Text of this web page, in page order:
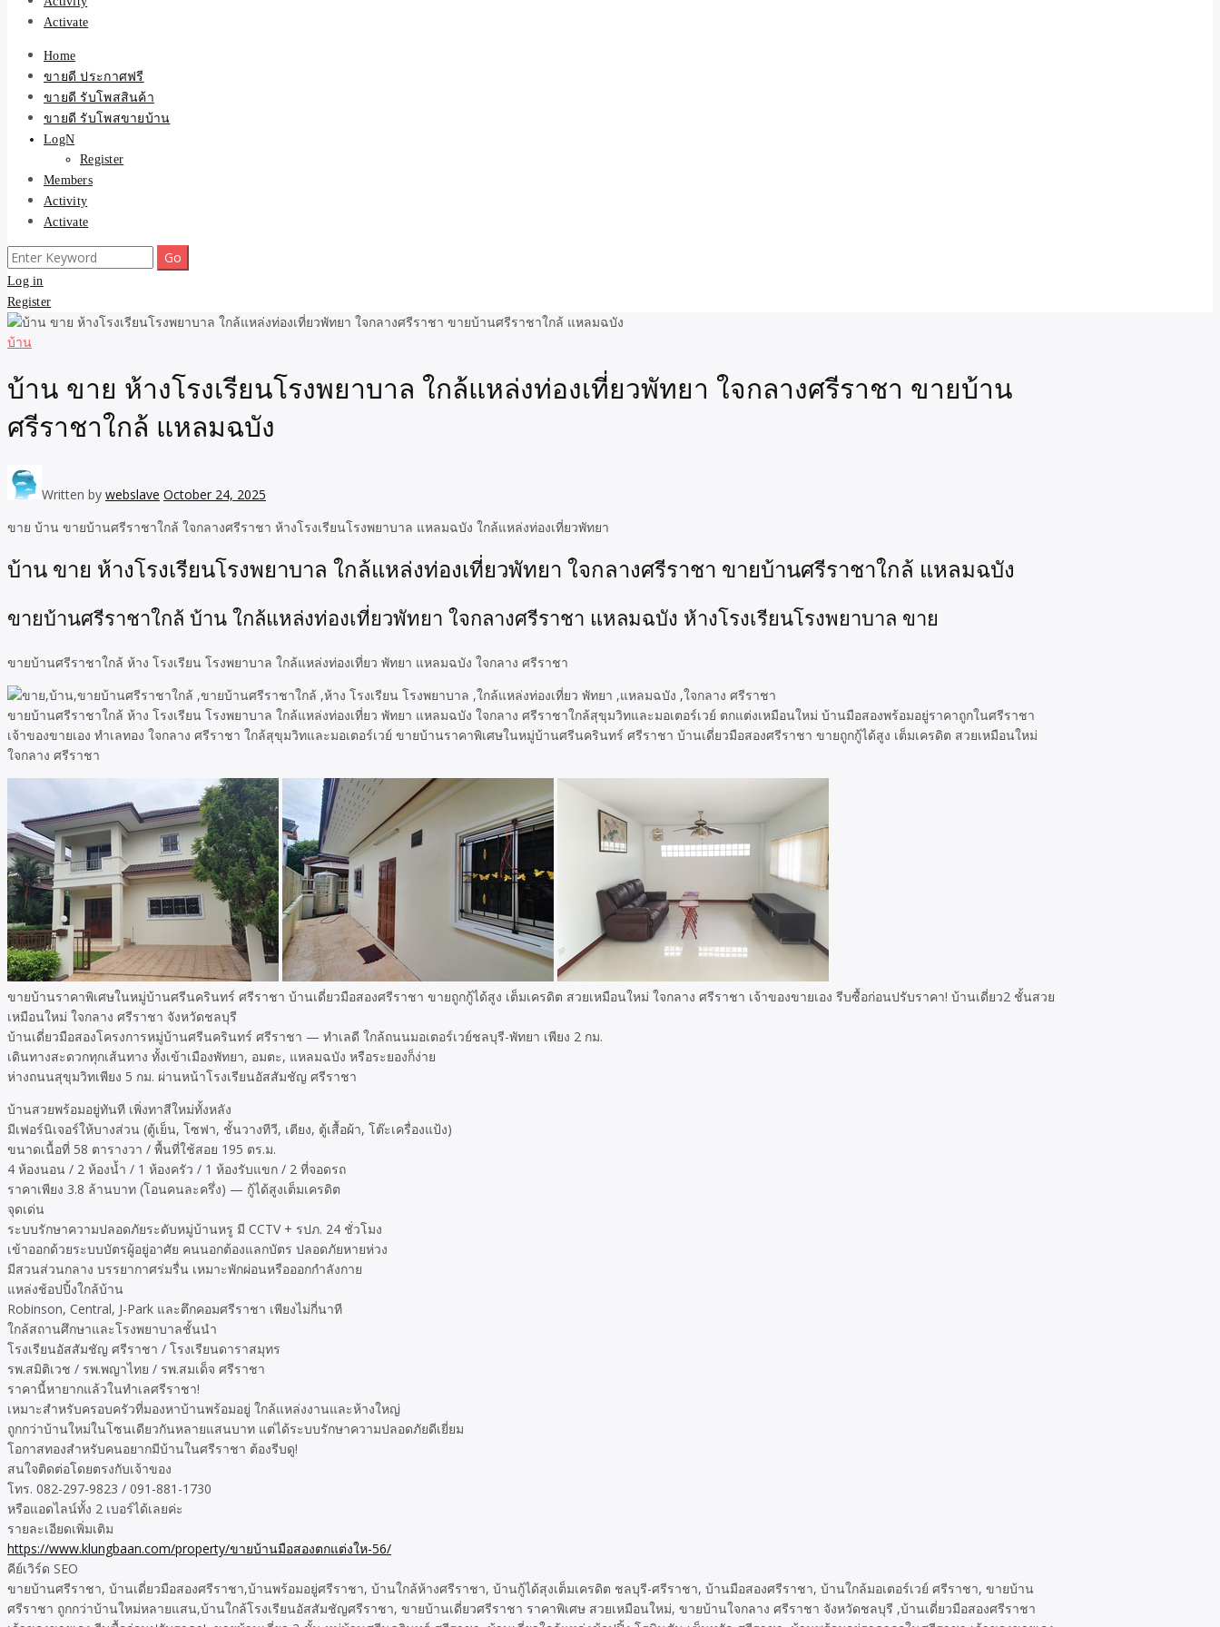
Activate
Home
ขายดี ประกาศฟรี
ขายดี รับโพสสินค้า
ขายดี รับโพสขายบ้าน
LogN
Register
Members
Activity
Activate
Search
for:
Log in
Register
บ้าน
บ้าน ขาย ห้างโรงเรียนโรงพยาบาล ใกล้แหล่งท่องเที่ยวพัทยา ใจกลางศรีราชา ขายบ้าน
ศรีราชาใกล้ แหลมฉบัง
Written by webslave October 24, 2025
ขาย บ้าน ขายบ้านศรีราชาใกล้ ใจกลางศรีราชา ห้างโรงเรียนโรงพยาบาล แหลมฉบัง ใกล้แหล่งท่องเที่ยวพัทยา
บ้าน ขาย ห้างโรงเรียนโรงพยาบาล ใกล้แหล่งท่องเที่ยวพัทยา ใจกลางศรีราชา ขายบ้านศรีราชาใกล้ แหลมฉบัง
ขายบ้านศรีราชาใกล้ บ้าน ใกล้แหล่งท่องเที่ยวพัทยา ใจกลางศรีราชา แหลมฉบัง ห้างโรงเรียนโรงพยาบาล ขาย
ขายบ้านศรีราชาใกล้ ห้าง โรงเรียน โรงพยาบาล ใกล้แหล่งท่องเที่ยว พัทยา แหลมฉบัง ใจกลาง ศรีราชา
ขายบ้านศรีราชาใกล้ ห้าง โรงเรียน โรงพยาบาล ใกล้แหล่งท่องเที่ยว พัทยา แหลมฉบัง ใจกลาง ศรีราชาใกล้สุขุมวิทและมอเตอร์เวย์ ตกแต่งเหมือนใหม่ บ้านมือสองพร้อมอยู่ราคาถูกในศรีราชา
เจ้าของขายเอง ทำเลทอง ใจกลาง ศรีราชา ใกล้สุขุมวิทและมอเตอร์เวย์ ขายบ้านราคาพิเศษในหมู่บ้านศรีนครินทร์ ศรีราชา บ้านเดี่ยวมือสองศรีราชา ขายถูกกู้ได้สูง เต็มเครดิต สวยเหมือนใหม่
ใจกลาง ศรีราชา
ขายบ้านราคาพิเศษในหมู่บ้านศรีนครินทร์ ศรีราชา บ้านเดี่ยวมือสองศรีราชา ขายถูกกู้ได้สูง เต็มเครดิต สวยเหมือนใหม่ ใจกลาง ศรีราชา เจ้าของขายเอง รีบซื้อก่อนปรับราคา! บ้านเดี่ยว2 ชั้นสวย
เหมือนใหม่ ใจกลาง ศรีราชา จังหวัดชลบุรี
บ้านเดี่ยวมือสองโครงการหมู่บ้านศรีนครินทร์ ศรีราชา — ทำเลดี ใกล้ถนนมอเตอร์เวย์ชลบุรี-พัทยา เพียง 2 กม.
เดินทางสะดวกทุกเส้นทาง ทั้งเข้าเมืองพัทยา, อมตะ, แหลมฉบัง หรือระยองก็ง่าย
ห่างถนนสุขุมวิทเพียง 5 กม. ผ่านหน้าโรงเรียนอัสสัมชัญ ศรีราชา
บ้านสวยพร้อมอยู่ทันที เพิ่งทาสีใหม่ทั้งหลัง
มีเฟอร์นิเจอร์ให้บางส่วน (ตู้เย็น, โซฟา, ชั้นวางทีวี, เตียง, ตู้เสื้อผ้า, โต๊ะเครื่องแป้ง)
ขนาดเนื้อที่ 58 ตารางวา / พื้นที่ใช้สอย 195 ตร.ม.
4 ห้องนอน / 2 ห้องน้ำ / 1 ห้องครัว / 1 ห้องรับแขก / 2 ที่จอดรถ
ราคาเพียง 3.8 ล้านบาท (โอนคนละครึ่ง) — กู้ได้สูงเต็มเครดิต
จุดเด่น
ระบบรักษาความปลอดภัยระดับหมู่บ้านหรู มี CCTV + รปภ. 24 ชั่วโมง
เข้าออกด้วยระบบบัตรผู้อยู่อาศัย คนนอกต้องแลกบัตร ปลอดภัยหายห่วง
มีสวนส่วนกลาง บรรยากาศร่มรื่น เหมาะพักผ่อนหรือออกกำลังกาย
แหล่งช้อปปิ้งใกล้บ้าน
Robinson, Central, J-Park และตึกคอมศรีราชา เพียงไม่กี่นาที
ใกล้สถานศึกษาและโรงพยาบาลชั้นนำ
โรงเรียนอัสสัมชัญ ศรีราชา / โรงเรียนดาราสมุทร
รพ.สมิติเวช / รพ.พญาไทย / รพ.สมเด็จ ศรีราชา
ราคานี้หายากแล้วในทำเลศรีราชา!
เหมาะสำหรับครอบครัวที่มองหาบ้านพร้อมอยู่ ใกล้แหล่งงานและห้างใหญ่
ถูกกว่าบ้านใหม่ในโซนเดียวกันหลายแสนบาท แต่ได้ระบบรักษาความปลอดภัยดีเยี่ยม
โอกาสทองสำหรับคนอยากมีบ้านในศรีราชา ต้องรีบดู!
สนใจติดต่อโดยตรงกับเจ้าของ
โทร. 082-297-9823 / 091-881-1730
หรือแอดไลน์ทั้ง 2 เบอร์ได้เลยค่ะ
รายละเอียดเพิ่มเติม
https://www.klungbaan.com/property/ขายบ้านมือสองตกแต่งให-56/
คีย์เวิร์ด SEO
ขายบ้านศรีราชา, บ้านเดี่ยวมือสองศรีราชา,บ้านพร้อมอยู่ศรีราชา, บ้านใกล้ห้างศรีราชา, บ้านกู้ได้สุงเต็มเครดิต ชลบุรี-ศรีราชา, บ้านมือสองศรีราชา, บ้านใกล้มอเตอร์เวย์ ศรีราชา, ขายบ้าน
ศรีราชา ถูกกว่าบ้านใหม่หลายแสน,บ้านใกล้โรงเรียนอัสสัมชัญศรีราชา, ขายบ้านเดี่ยวศรีราชา ราคาพิเศษ สวยเหมือนใหม่, ขายบ้านใจกลาง ศรีราชา จังหวัดชลบุรี ,บ้านเดี่ยวมือสองศรีราชา